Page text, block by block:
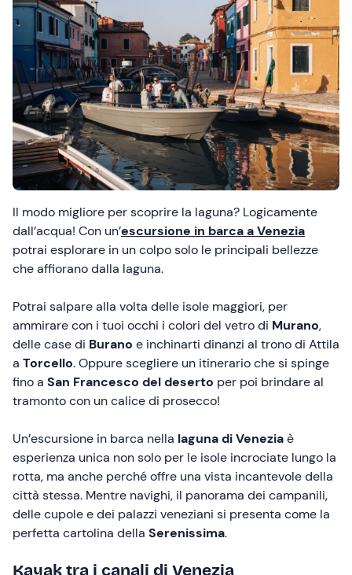
Il modo migliore per scoprire la laguna? Logicamente
dall’acqua! Con un’escursione in barca a Venezia
potrai esplorare in un colpo solo le principali bellezze
che affiorano dalla laguna.
Potrai salpare alla volta delle isole maggiori, per
ammirare con i tuoi occhi i colori del vetro di Murano,
delle case di Burano e inchinarti dinanzi al trono di Attila
a Torcello. Oppure scegliere un itinerario che si spinge
fino a San Francesco del deserto per poi brindare al
tramonto con un calice di prosecco!
Un’escursione in barca nella laguna di Veneziaè
esperienza unica non solo per le isole incrociate lungo la
rotta, ma anche perché offre una vista incantevole della
città stessa. Mentre navighi, il panorama dei campanili,
delle cupole e dei palazzi veneziani si presenta come la
perfetta cartolina della Serenissima.
Kayak tra i canali di Venezia